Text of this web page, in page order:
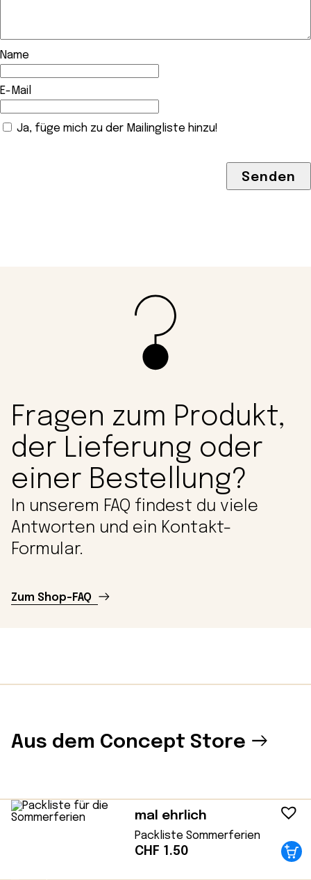
Name
E-Mail
Ja, füge mich zu der Mailingliste hinzu!
Fragen zum Produkt,
der Lieferung oder
einer Bestellung?
In unserem FAQ findest du viele
Antworten und ein Kontakt-
Formular.
Zum Shop-FAQ
Aus dem Concept Store
mal ehrlich
Packliste Sommerferien
CHF 1.50